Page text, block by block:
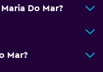
Do Mar?
Mar?